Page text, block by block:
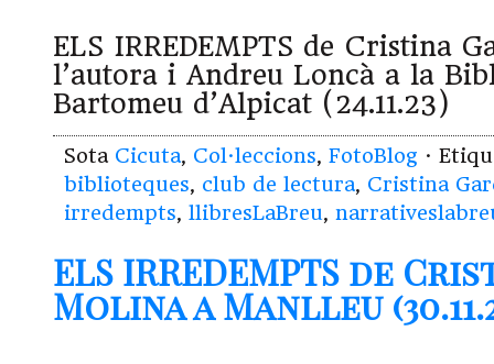
ELS IRREDEMPTS de Cristina
l’autora i Andreu Loncà a la
Bartomeu d’Alpicat (24.11.23)
Sota Cicuta, Col·leccions, FotoBlog ·
biblioteques, club de lectura, Cristina
irredempts, llibresLaBreu,
ELS IRREDEMPTS de
Molina a Manlleu